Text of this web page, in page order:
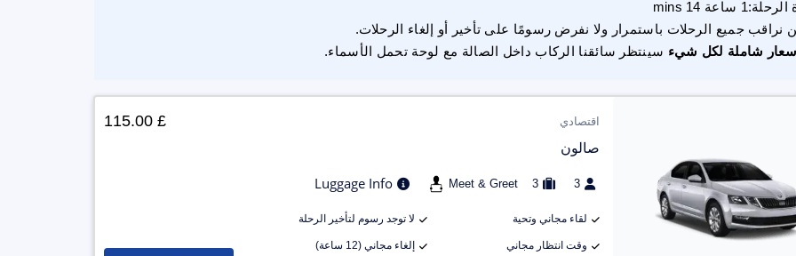
الرحلة:1 ساعة 14 mins
نراقب جميع الرحلات باستمرار ولا نفرض رسومًا على تأخير أو إلغاء الرحلات.
شاملة لكل شيء سينتظر سائقنا الركاب داخل الصالة مع لوحة تحمل الأسماء.
اقتصادي
صالون
3
3
Meet & Greet
Luggage Info
لقاء مجاني وتحية لا توجد رسوم لتأخير الرحلة
وقت انتظار مجاني إلغاء مجاني (12 ساعة)
£ 115.00